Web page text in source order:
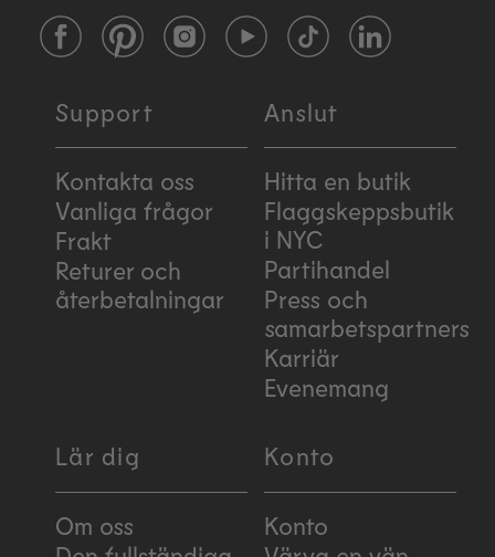
FacebookPinterestInstagramYouTubeTikTokLinkedIn
Support
Kontakta oss
Vanliga frågor
Frakt
Returer och
återbetalningar
Anslut
Hitta en butik
Flaggskeppsbutik
i NYC
Partihandel
Press och
samarbetspartners
Karriär
Evenemang
Lär dig
Om oss
Konto
Konto